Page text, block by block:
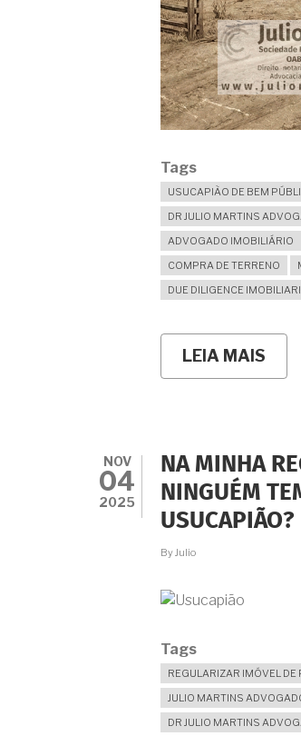
Tags
USUCAPIÃO DE BEM
DR JULIO MARTINS
ADVOGADO IMOBILIÁRIO
COMPRA DE TERRENO
DUE DILIGENCE
LEIA MAIS
E
NÃO
VOU
NOV
04
2025
NA MINHA
NINGUÉM
USUCAPIÃO?
By Julio
Tags
REGULARIZAR IMÓVEL DE
JULIO MARTINS
DR JULIO MARTINS